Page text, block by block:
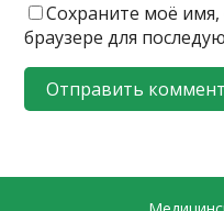
Сохраните моё имя,
браузере для